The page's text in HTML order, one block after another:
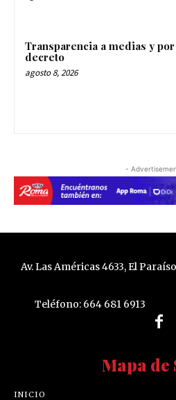
Transparencia a medias y por
decreto
agosto 8, 2026
-
Av. Las Américas 4633, El
Teléfono: 664 681 6913
Mapa de
INICIO